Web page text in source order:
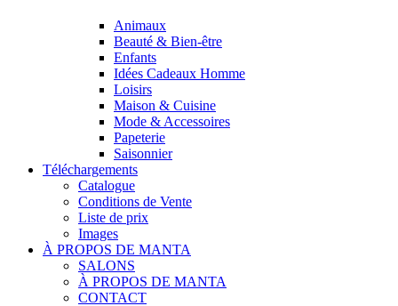
Animaux
Beauté & Bien-être
Enfants
Idées Cadeaux Homme
Loisirs
Maison & Cuisine
Mode & Accessoires
Papeterie
Saisonnier
Téléchargements
Catalogue
Conditions de Vente
Liste de prix
Images
À PROPOS DE MANTA
SALONS
À PROPOS DE MANTA
CONTACT